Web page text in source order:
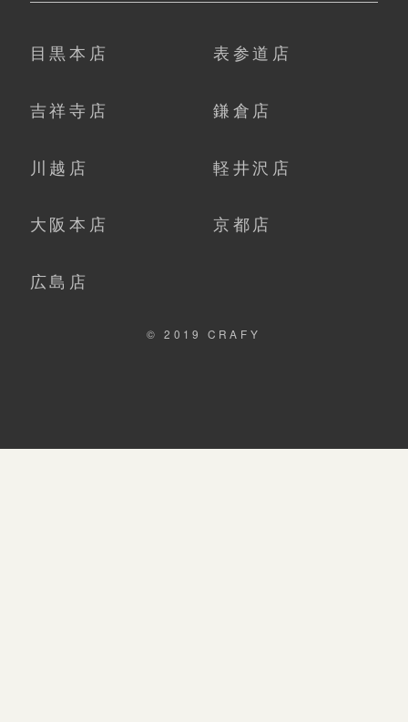
目黒本店 表参道店
吉祥寺店 鎌倉店
川越店 軽井沢店
大阪本店 京都店
広島店
© 2019 CRAFY